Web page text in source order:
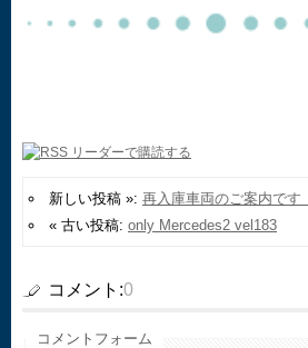
新しい投稿 »: 再入庫車両のご案内です
« 古い投稿: only Mercedes2 vel183
コメント:0
コメントフォーム